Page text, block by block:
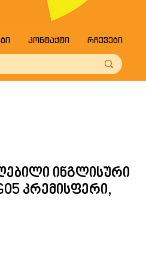
კონტაქტი რჩევები
ინგლისური
კრემისფერი,